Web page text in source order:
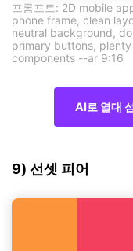
프롬프트: 2D mobile
phone frame, clean
neutral background,
primary buttons,
components --ar 9:16
AI로 열대
9) 선셋 피어